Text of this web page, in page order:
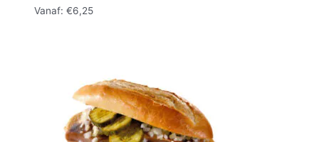
Vanaf: €6,25